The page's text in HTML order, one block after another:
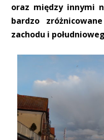
oraz między innymi
bardzo
zachodu i